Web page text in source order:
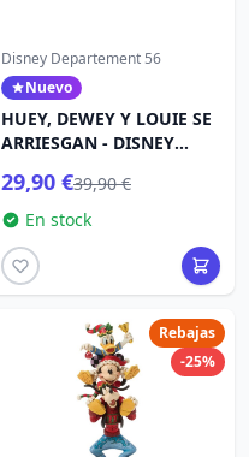
Disney Departement 56
Nuevo
HUEY, DEWEY Y LOUIE SE
ARRIESGAN - DISNEY
29,90 €39,90 €
En stock
Rebajas
-25%